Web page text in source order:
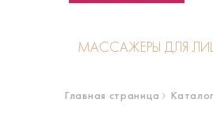
МАССАЖЕРЫ ДЛЯ
Главная страница